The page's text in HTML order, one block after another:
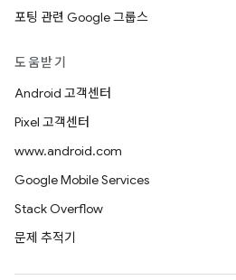
포팅 관련 Google 그룹스
도움받기
Android 고객센터
Pixel 고객센터
www.android.com
Google Mobile Services
Stack Overflow
문제 추적기